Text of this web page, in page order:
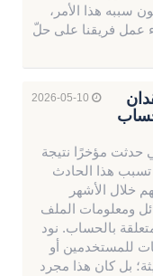
سببه هذا الأمر،
عمل فريقنا على حلّ
حدثت مؤخرًا نتيجة
هذا الحادث
خلال الأشهر
ومعلومات الملف
بالحساب. نود
للمستخدمين أو
بل كان هذا مجرد